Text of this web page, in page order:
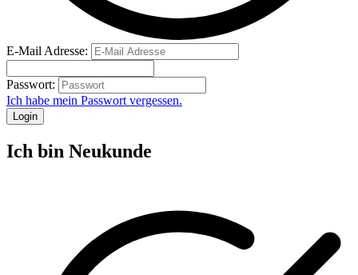
E-Mail Adresse:
Passwort:
Ich habe mein Passwort vergessen.
Login
Ich bin Neukunde